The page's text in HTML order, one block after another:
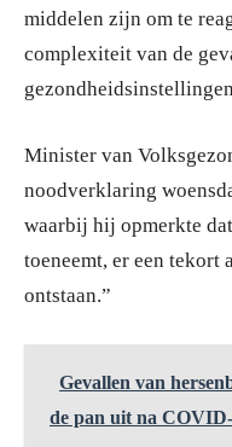
middelen zijn om te
complexiteit van de
Minister van
noodverklaring
waarbij hij opmerkte
toeneemt, er een tekort
ontstaan.”
Gevallen van
de pan uit na